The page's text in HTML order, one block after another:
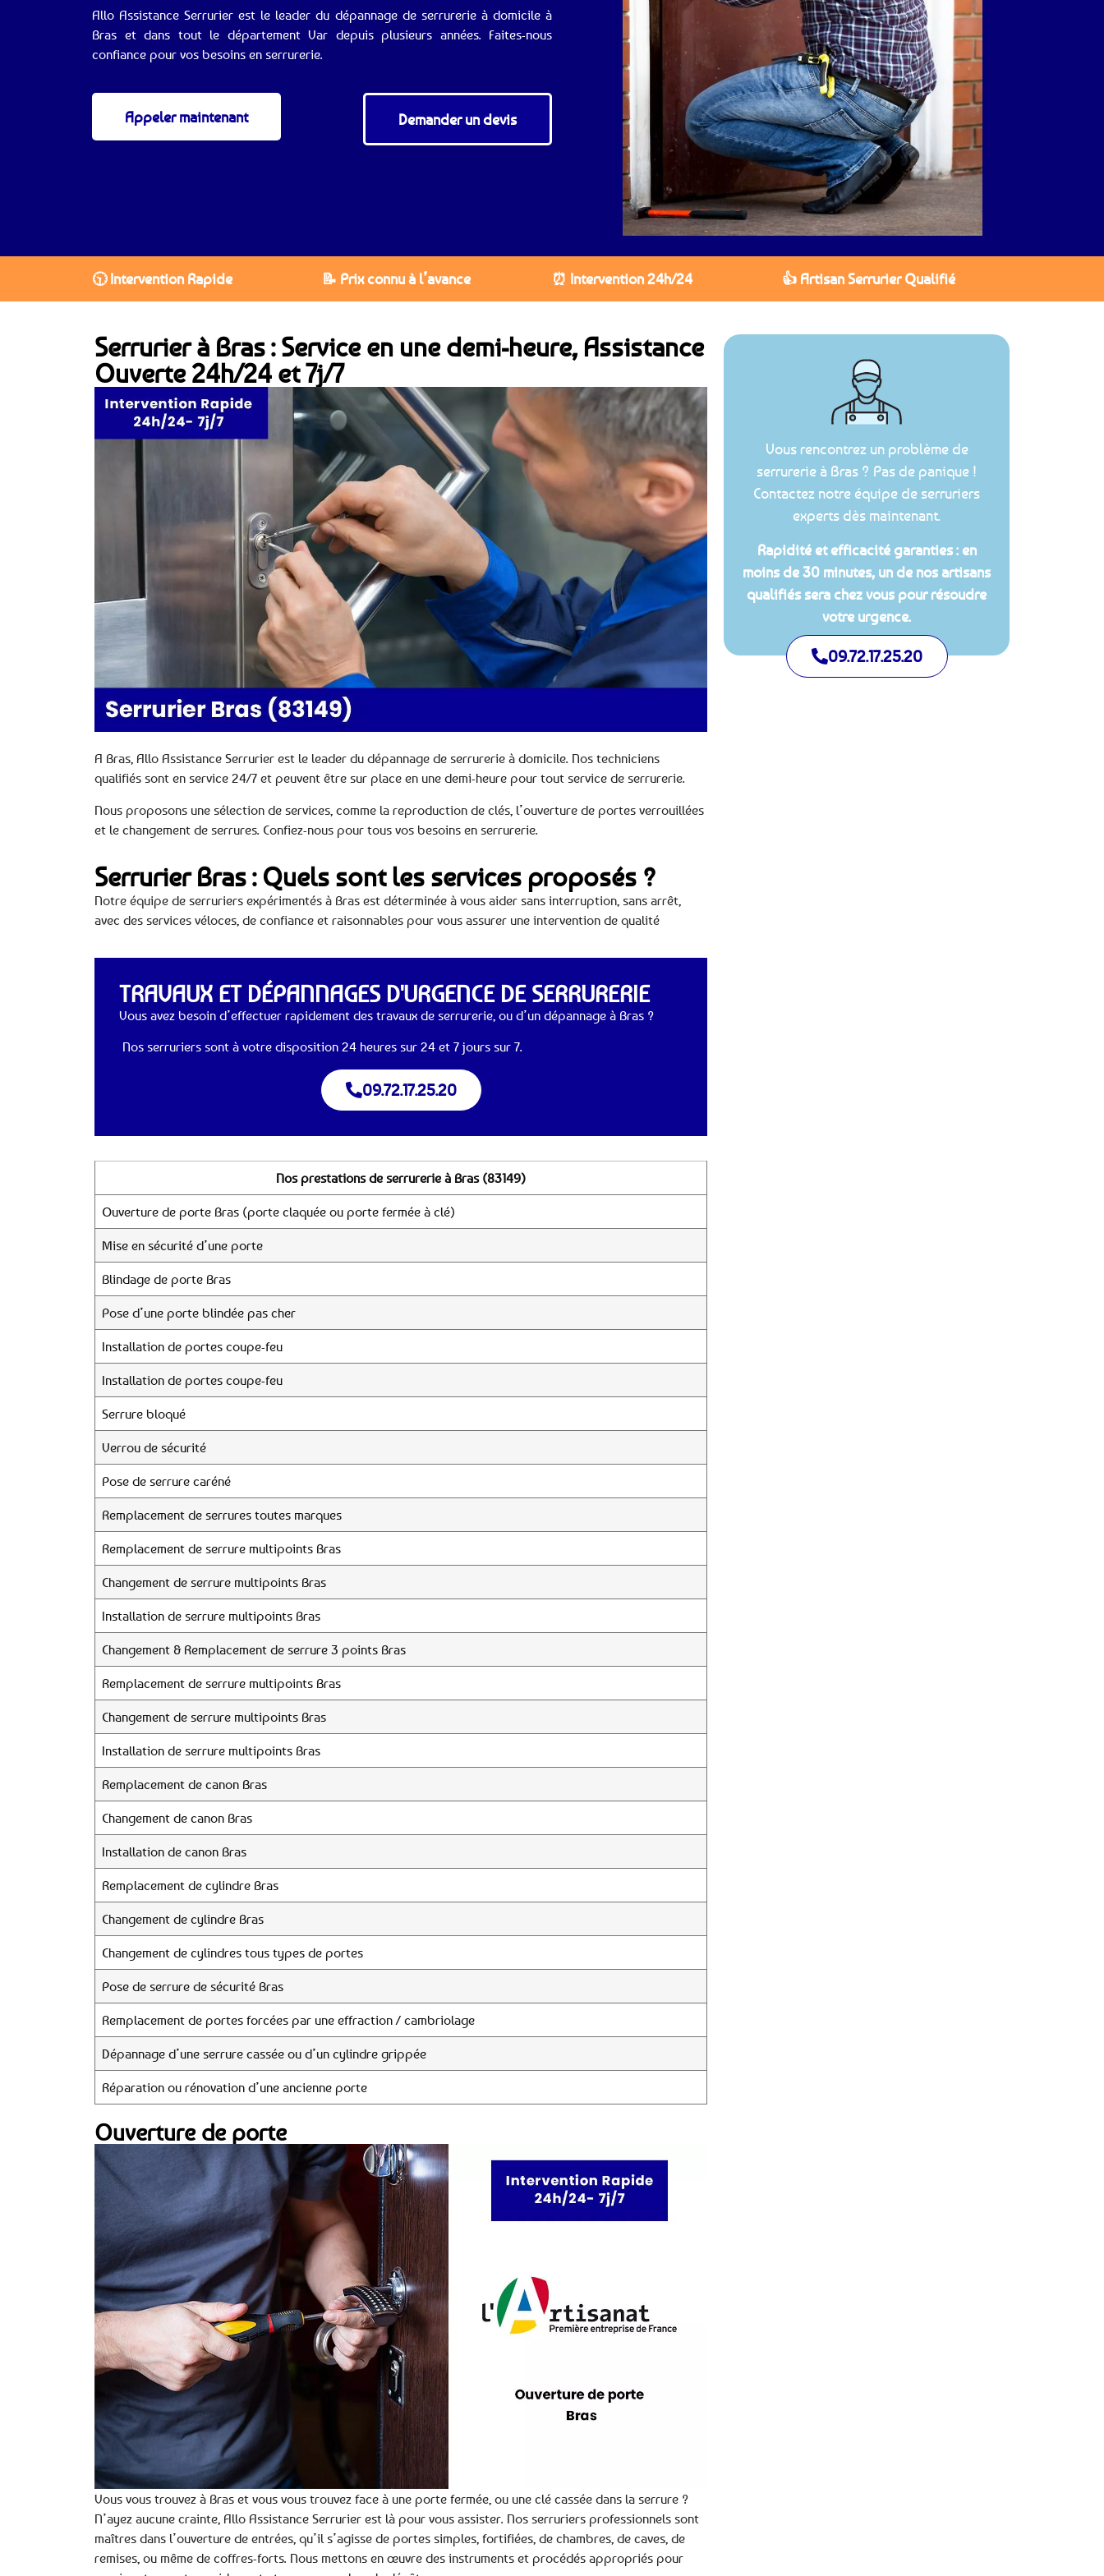
Allo Assistance Serrurier est le leader du dépannage de serrurerie à domicile à
Bras et dans tout le département Var depuis plusieurs années. Faites-nous
confiance pour vos besoins en serrurerie.
Appeler maintenant Demander un devis
🕥 Intervention Rapide 📝 Prix connu à l’avance ⏰ Intervention 24h/24 👍 Artisan Serrurier Qualifié
Serrurier à Bras : Service en une demi-heure, Assistance
Ouverte 24h/24 et 7j/7
A Bras, Allo Assistance Serrurier est le leader du dépannage de serrurerie à domicile. Nos techniciens
qualifiés sont en service 24/7 et peuvent être sur place en une demi-heure pour tout service de serrurerie.
Nous proposons une sélection de services, comme la reproduction de clés, l’ouverture de portes verrouillées
et le changement de serrures. Confiez-nous pour tous vos besoins en serrurerie.
Serrurier Bras : Quels sont les services proposés ?
Notre équipe de serruriers expérimentés à Bras est déterminée à vous aider sans interruption, sans arrêt,
avec des services véloces, de confiance et raisonnables pour vous assurer une intervention de qualité
TRAVAUX ET DÉPANNAGES D'URGENCE DE SERRURERIE
Vous avez besoin d’effectuer rapidement des travaux de serrurerie, ou d’un dépannage à Bras ?
Nos serruriers sont à votre disposition 24 heures sur 24 et 7 jours sur 7.
09.72.17.25.20
Nos prestations de serrurerie à Bras (83149)
Ouverture de porte Bras (porte claquée ou porte fermée à clé)
Mise en sécurité d’une porte
Blindage de porte Bras
Pose d’une porte blindée pas cher
Installation de portes coupe-feu
Installation de portes coupe-feu
Serrure bloqué
Verrou de sécurité
Pose de serrure caréné
Remplacement de serrures toutes marques
Remplacement de serrure multipoints Bras
Changement de serrure multipoints Bras
Installation de serrure multipoints Bras
Changement & Remplacement de serrure 3 points Bras
Remplacement de serrure multipoints Bras
Changement de serrure multipoints Bras
Installation de serrure multipoints Bras
Remplacement de canon Bras
Changement de canon Bras
Installation de canon Bras
Remplacement de cylindre Bras
Changement de cylindre Bras
Changement de cylindres tous types de portes
Pose de serrure de sécurité Bras
Remplacement de portes forcées par une effraction / cambriolage
Dépannage d’une serrure cassée ou d’un cylindre grippée
Réparation ou rénovation d’une ancienne porte
Ouverture de porte
Vous vous trouvez à Bras et vous vous trouvez face à une porte fermée, ou une clé cassée dans la serrure ?
N’ayez aucune crainte, Allo Assistance Serrurier est là pour vous assister. Nos serruriers professionnels sont
maîtres dans l’ouverture de entrées, qu’il s’agisse de portes simples, fortifiées, de chambres, de caves, de
remises, ou même de coffres-forts. Nous mettons en œuvre des instruments et procédés appropriés pour
Vous rencontrez un problème de
serrurerie à Bras ? Pas de panique !
Contactez notre équipe de serruriers
experts dès maintenant.
Rapidité et efficacité garanties : en
moins de 30 minutes, un de nos artisans
qualifiés sera chez vous pour résoudre
votre urgence.
09.72.17.25.20